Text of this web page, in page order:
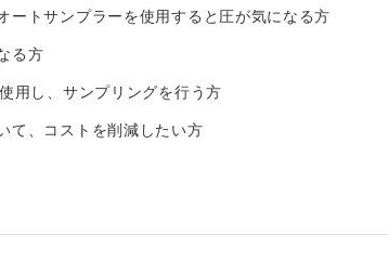
ートサンプラーを使用すると圧が気になる方
る方
用し、サンプリングを行う方
て、コストを削減したい方